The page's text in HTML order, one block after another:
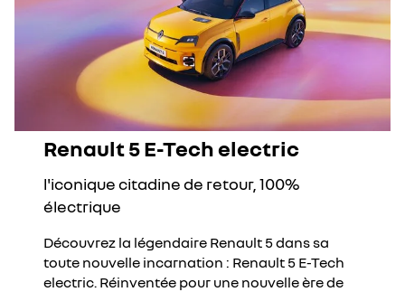
Renault 5 E-Tech electric
l'iconique citadine de retour, 100%
électrique
Découvrez la légendaire Renault 5 dans sa
toute nouvelle incarnation : Renault 5 E-Tech
electric. Réinventée pour une nouvelle ère de